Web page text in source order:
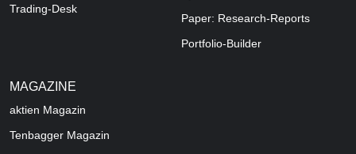
Trading-Desk
Paper: Research-Reports
Portfolio-Builder
MAGAZINE
aktien Magazin
Tenbagger Magazin